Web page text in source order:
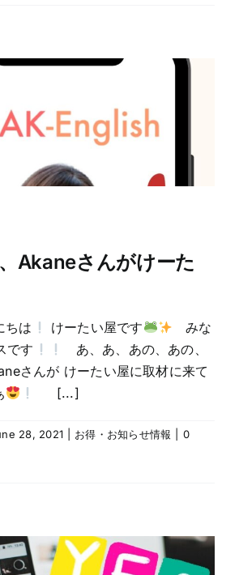
Akaneさんがけーた
ちは けーたい屋です
みな
です
あ、あ、あの、あの、
さんが けーたい屋に取材に来て
[...]
28, 2021 お得・お知らせ情報
0